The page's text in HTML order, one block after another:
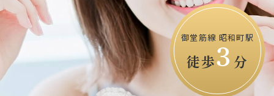
御堂筋線 昭和町駅
徒歩3 分